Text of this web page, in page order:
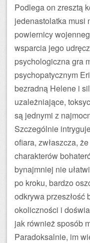
Podlega on zresztą
jedenastolatka
powiernicy
wsparcia jego
psychologiczna gra
psychopatycznym
bezradną Helene i
uzależniające,
są jednymi z
Szczególnie
ofiara, zwłaszcza,
charakterów
bynajmniej nie
po kroku, bardzo
odkrywa przeszłość
okoliczności i
jak również sposób
Paradoksalnie, im